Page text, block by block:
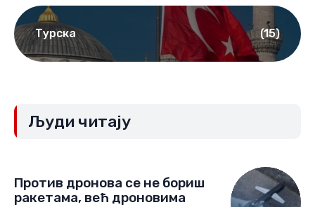
Турска (15)
Људи читају
Против дронова се не бориш
ракетама, већ дроновима